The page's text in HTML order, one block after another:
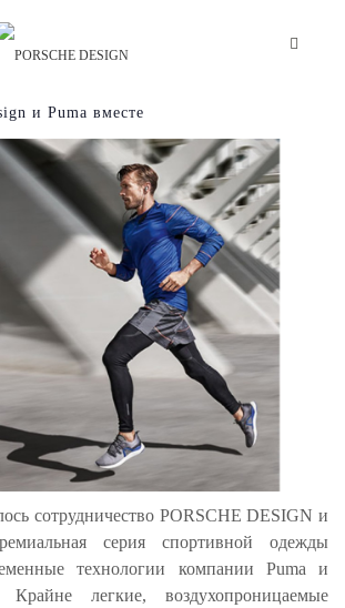
и Puma вместе
сотрудничество PORSCHE DESIGN и
серия спортивной одежды
технологии компании Puma и
Крайне легкие, воздухопроницаемые